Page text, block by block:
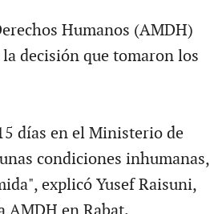
Humanos (AMDH)
decisión que tomaron los
días en el Ministerio de
condiciones inhumanas,
explicó Yusef Raisuni,